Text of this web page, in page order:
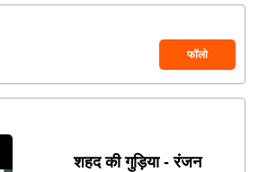
फॉलो
शहद की गुड़िया - रंजन